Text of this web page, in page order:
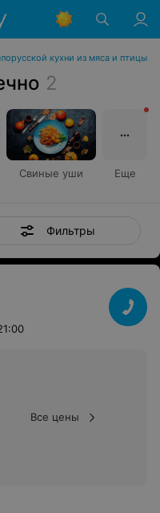
кухни из мяса и птицы
2
Свиные уши Еще
Фильтры
Все цены